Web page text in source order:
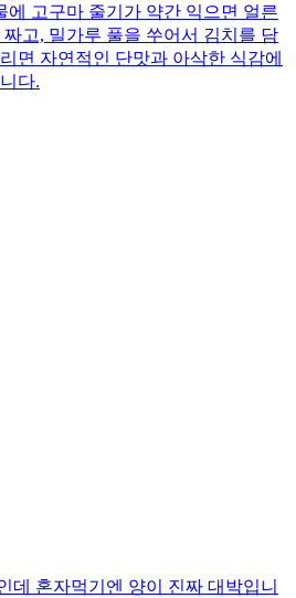
에 고구마 줄기가 약간 익으면 얼른
고, 밀가루 풀을 쑤어서 김치를 담
면 자연적인 단맛과 아삭한 식감에
다.
데 혼자먹기엔 양이 진짜 대박입니